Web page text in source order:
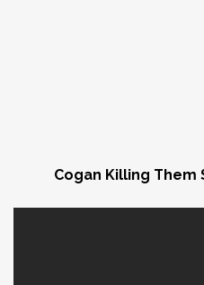
Cogan Killing Them